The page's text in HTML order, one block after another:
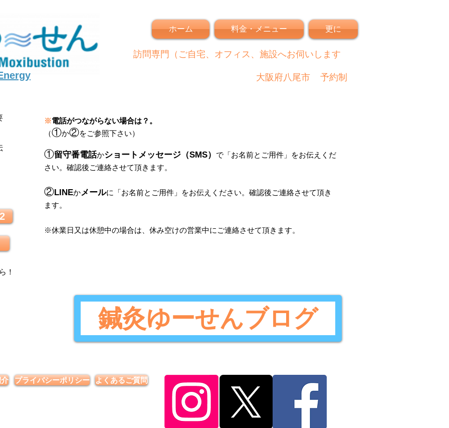
ホーム 料金・メニュー 更に
訪問専門（ご自宅、オフィス、施設へお伺いします
大阪府八尾市 予約制
！
※電話がつながらない場合は？。
（①か②をご参照下さい）
①留守番電話かショートメッセージ（SMS） で 「お名前とご用件 」
をお伝えくだ
さい。 確認後ご連絡させて頂きます。
②LINEかメールに 「お名前とご用件 」 をお伝えください。 確認後ご連絡させて頂き
ます。
​※休業日又は休憩中の場合は、休み空けの営業中にご連絡させて頂きます。
鍼灸ゆーせんブログ
プライバシーポリシー よくあるご質問